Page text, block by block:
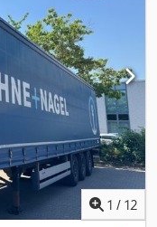
grejanje ----*
* Pomoć pri
* Pomoćni pogon
Zadržavamo
podrška dostupna! Za
putem WhatsAppa
1 / 12